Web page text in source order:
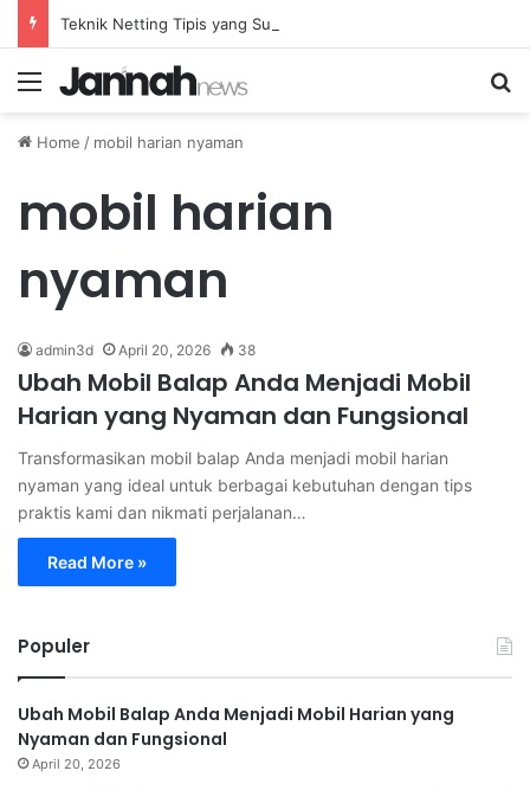
Menu
Home / mobil harian nyaman
mobil harian
nyaman
admin3d April 20, 2026 38
Ubah Mobil Balap Anda Menjadi Mobil
Harian yang Nyaman dan Fungsional
Transformasikan mobil balap Anda menjadi mobil harian
nyaman yang ideal untuk berbagai kebutuhan dengan tips
praktis kami dan nikmati perjalanan…
Read More »
Populer
Ubah Mobil Balap Anda Menjadi Mobil Harian yang
Nyaman dan Fungsional
April 20, 2026